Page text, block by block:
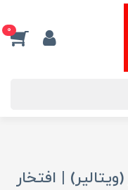
0
| افتخار